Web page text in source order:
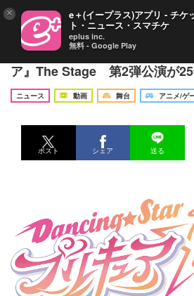
「男子プリキュア」の『
ア』The Stage 第2弾公演が
ニュース 動画 舞台
アニメ/ゲ
ポスト シェア 送る
× e＋(イープラス)アプリ - チケ
ト・ニュース・スマチケ
eplus inc.
無料 - Google Play